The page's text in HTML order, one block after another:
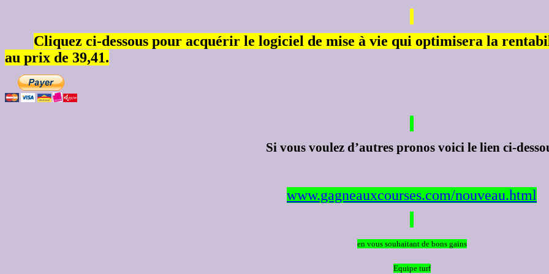
Cliquez ci-dessous pour acquérir le logiciel de mise à vie qui optimisera la
au prix de 39,41.
Si vous voulez d’autres pronosvoici le lien ci-
www.gagneauxcourses.com/nouveau.html
envous souhaitant de bons gains
Equipe turf